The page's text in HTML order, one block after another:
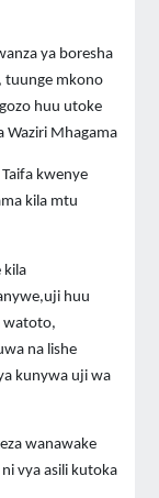
ya boresha
tuunge mkono
huu utoke
Waziri Mhagama
kwenye
kila mtu
kila
huu
watoto,
na lishe
kunywa uji wa
wanawake
vya asili kutoka